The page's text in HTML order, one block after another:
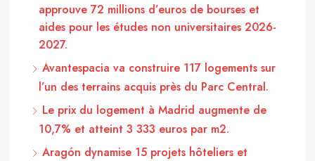
approuve 72 millions d’euros de bourses et
aides pour les études non universitaires 2026-
2027.
Avantespacia va construire 117 logements sur
l’un des terrains acquis près du Parc Central.
Le prix du logement à Madrid augmente de
10,7% et atteint 3 333 euros par m2.
Aragón dynamise 15 projets hôteliers et